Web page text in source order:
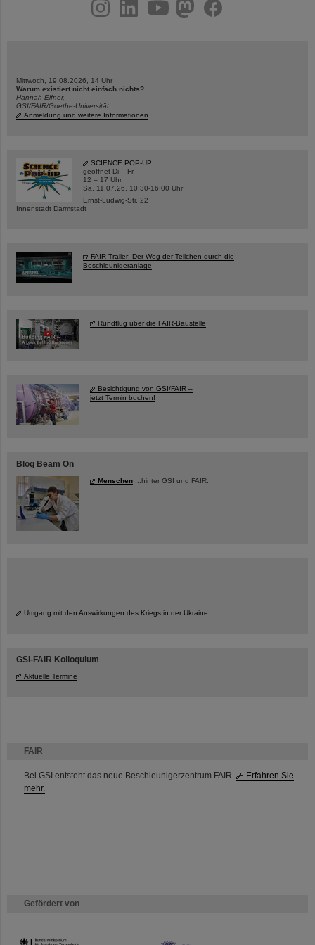
FAIR
Bei GSI entsteht das neue Beschleunigerzentrum FAIR.
Erfahren Sie
mehr.
Gefördert von
HMWK
youtubehelmholtz.socialfacebook
Mittwoch, 19.08.2026, 14 Uhr
Warum existiert nicht einfach nichts?
Hannah Elfner,
GSI/FAIR/Goethe-Universität
Anmeldung und weitere Informationen
SCIENCE POP-UP
geöffnet Di – Fr,
12 – 17 Uhr
Sa, 11.07.26, 10:30-16:00 Uhr
Ernst-Ludwig-Str. 22
Innenstadt Darmstadt
FAIR-Trailer: Der Weg der Teilchen durch die
Beschleunigeranlage
Rundflug über die FAIR-Baustelle
Besichtigung von GSI/FAIR –
jetzt Termin buchen!
Blog Beam On
Menschen ...hinter GSI und FAIR.
Umgang mit den Auswirkungen des Kriegs in der Ukraine
GSI-FAIR Kolloquium
Aktuelle Termine